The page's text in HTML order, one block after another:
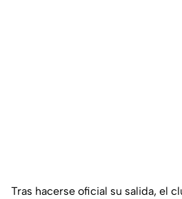
Tras hacerse oficial su salida, el